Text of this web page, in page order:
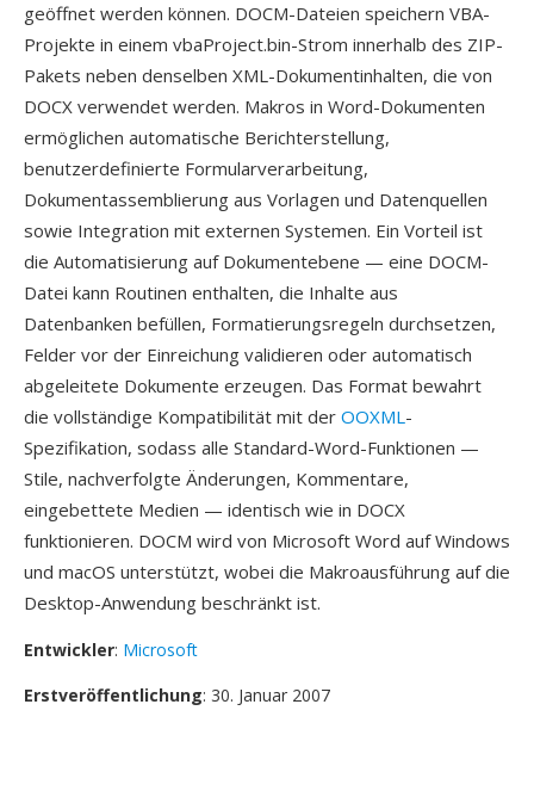
geöffnet werden können. DOCM-Dateien speichern VBA-
Projekte in einem vbaProject.bin-Strom innerhalb des ZIP-
Pakets neben denselben XML-Dokumentinhalten, die von
DOCX verwendet werden. Makros in Word-Dokumenten
ermöglichen automatische Berichterstellung,
benutzerdefinierte Formularverarbeitung,
Dokumentassemblierung aus Vorlagen und Datenquellen
sowie Integration mit externen Systemen. Ein Vorteil ist
die Automatisierung auf Dokumentebene — eine DOCM-
Datei kann Routinen enthalten, die Inhalte aus
Datenbanken befüllen, Formatierungsregeln durchsetzen,
Felder vor der Einreichung validieren oder automatisch
abgeleitete Dokumente erzeugen. Das Format bewahrt
die vollständige Kompatibilität mit der OOXML-
Spezifikation, sodass alle Standard-Word-Funktionen —
Stile, nachverfolgte Änderungen, Kommentare,
eingebettete Medien — identisch wie in DOCX
funktionieren. DOCM wird von Microsoft Word auf Windows
und macOS unterstützt, wobei die Makroausführung auf die
Desktop-Anwendung beschränkt ist.
Entwickler: Microsoft
Erstveröffentlichung: 30. Januar 2007